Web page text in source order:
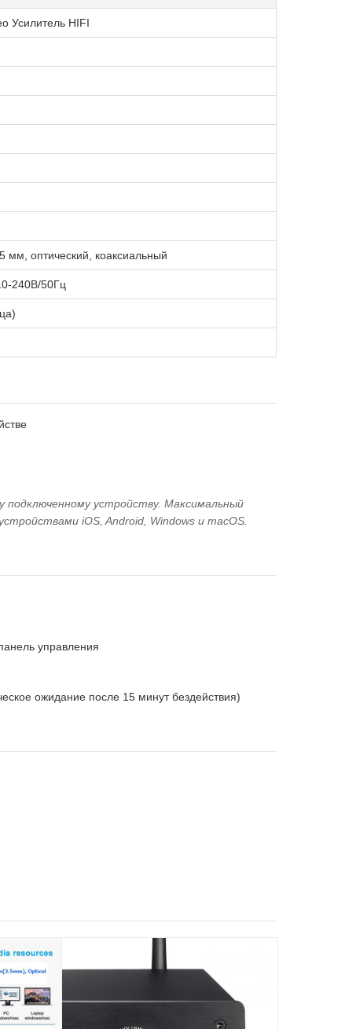
Усилитель HIFI
мм, оптический, коаксиальный
240В/50Гц
подключенному устройству. Максимальный
iOS, Android, Windows и macOS.
управления
ожидание после 15 минут бездействия)